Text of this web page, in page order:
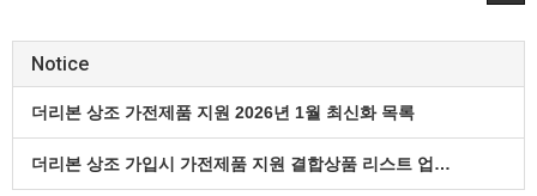
Notice
더리본 상조 가전제품 지원 2026년 1월 최신화 목록
더리본 상조 가입시 가전제품 지원 결합상품 리스트 업…